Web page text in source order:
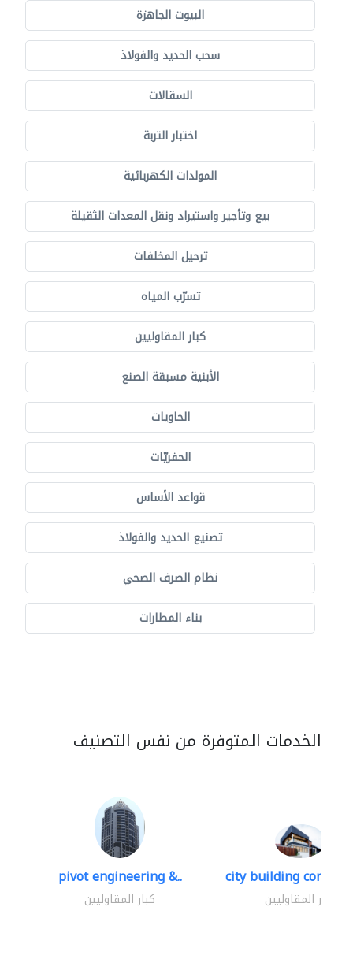
البيوت الجاهزة
سحب الحديد والفولاذ
السقالات
اختبار التربة
المولدات الكهربائية
بيع وتأجير واستيراد ونقل المعدات الثقيلة
ترحيل المخلفات
تسرّب المياه
كبار المقاوليين
الأبنية مسبقة الصنع
الحاويات
الحفريّات
قواعد الأساس
تصنيع الحديد والفولاذ
نظام الصرف الصحي
بناء المطارات
الخدمات المتوفرة من نفس التصنيف
pivot engineering &..
كبار المقاوليين
city building
كبار المقاوليين